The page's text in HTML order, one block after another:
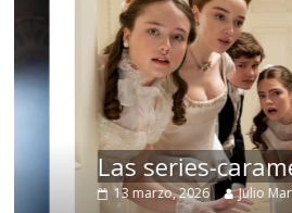
Las series-caramelos
13 marzo, 2026 Julio Martínez